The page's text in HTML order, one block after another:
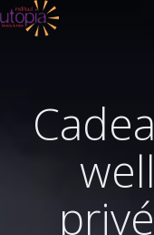
INFO
Openingsuren
BEHANDELINGEN
ARRANGEMENTEN